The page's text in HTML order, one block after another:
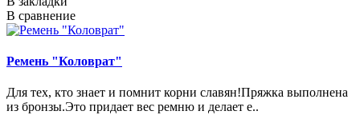
В сравнение
Ремень "Коловрат"
Для тех, кто знает и помнит корни славян!Пряжка выполнена
из бронзы.Это придает вес ремню и делает е..